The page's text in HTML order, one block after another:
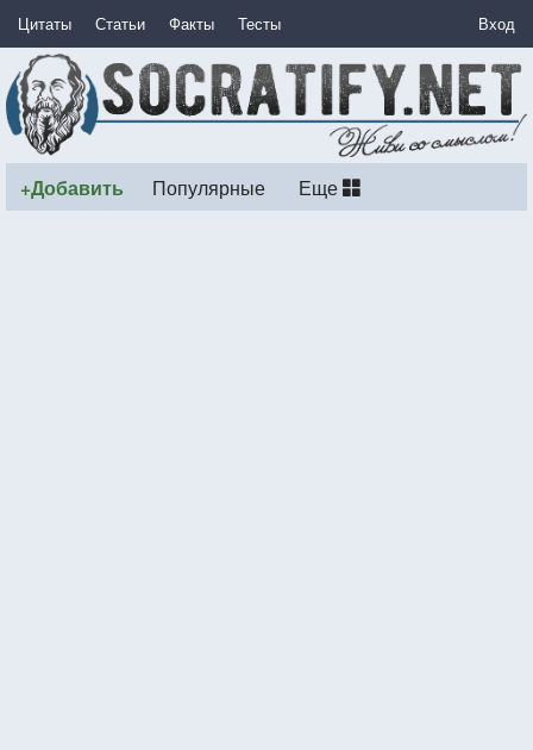
Цитаты Статьи Факты Тесты Вход
+Добавить Популярные Еще